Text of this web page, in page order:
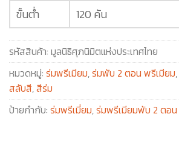
ขั้นต่ำ
120 คัน
รหัสสินค้า: มูลนิธิศุภนิมิตแห่งประเทศไทย
หมวดหมู่: ร่มพรีเมียม,ร่มพับ 2 ตอน พรีเมียม,
สลับสี,สีร่ม
ป้ายกำกับ: ร่มพรีเมี่ยม,ร่มพรีเมียมพับ 2 ตอน